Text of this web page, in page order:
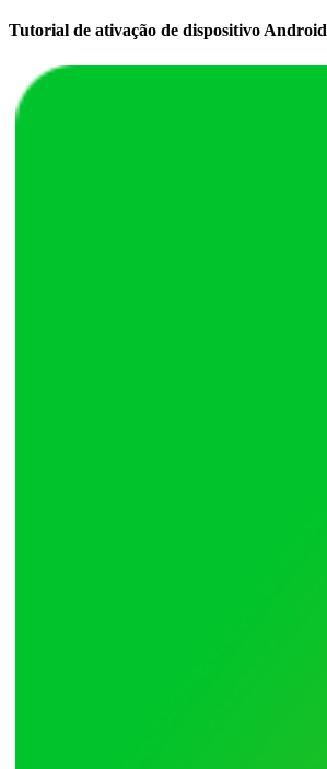
Tutorial de ativação de dispositivo Android